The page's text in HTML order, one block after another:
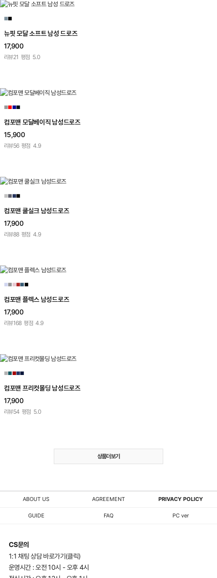
■■
뉴핏 모달 소프트 남성 드로즈
17,900
리뷰21 평점 5.0
■■■■
컴포맨 모달베이직 남성드로즈
15,900
리뷰56 평점 4.9
■■■■
컴포맨 쿨실크 남성드로즈
17,900
리뷰88 평점 4.9
■■■■■■
컴포맨 플렉스 남성드로즈
17,900
리뷰168 평점 4.9
■■■■■
컴포맨 프리컷몰딩 남성드로즈
17,900
리뷰54 평점 5.0
상품더보기
ABOUT US AGREEMENT PRIVACY POLICY
GUIDE FAQ PC ver
CS문의
1:1 채팅 상담 바로가기(클릭)
운영시간 : 오전 10시 - 오후 4시